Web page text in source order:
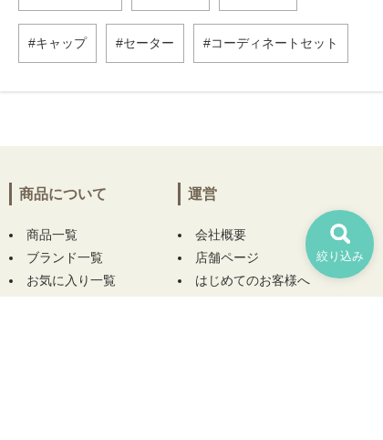
絞り込み
キャップ セーター コーディネートセット
商品について
商品一覧
ブランド一覧
お気に入り一覧
運営
会社概要
店舗ページ
はじめてのお客様へ